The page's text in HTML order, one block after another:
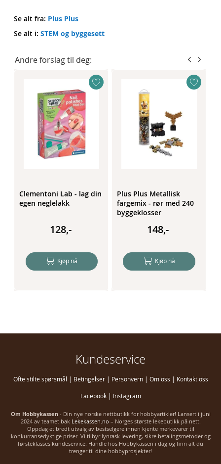
Se alt fra: Plus Plus
Se alt i:STEM og byggesett
Andre forslag til deg:
Clementoni Lab - lag din
egen neglelakk
128,-
Kjøp nå
Plus Plus Metallisk
fargemix - rør med 240
byggeklosser
148,-
Kjøp nå
Kundeservice
Ofte stilte spørsmål | Betingelser| Personvern | Om oss | Kontakt oss
Facebook| Instagram
Om Hobbykassen- Din nye norske nettbutikk for hobbyartikler! Lansert i juni
2024 av teamet bak Lekekassen.no – Norges største lekebutikk på nett.
Oppdag et bredt utvalg av bestselgere innen kjente merkevarer til
konkurransedyktige priser. Vi tilbyr lynrask levering, sikre betalingsmetoder og
førsteklasses kundeservice. Handle hos Hobbykassen i dag og finn alt du
trenger til dine hobbyprosjekter!